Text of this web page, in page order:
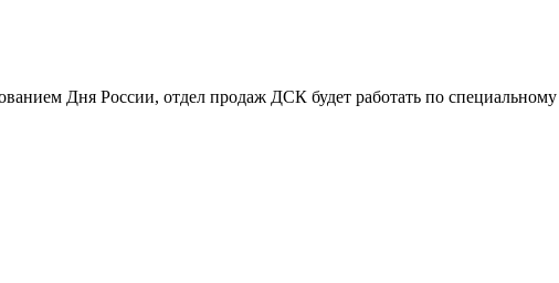
Дня России, отдел продаж ДСК будет работать по специальному